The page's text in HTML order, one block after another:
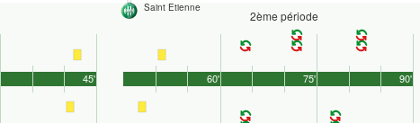
45'
Saint Etienne
2ème période
90'
60' 75'